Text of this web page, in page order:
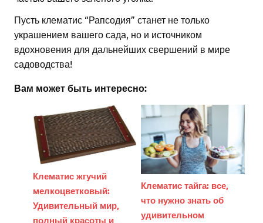
Пусть клематис “Рапсодия” станет не только
украшением вашего сада, но и источником
вдохновения для дальнейших свершений в мире
садоводства!
Вам может быть интересно:
Клематис жгучий
мелкоцветковый:
Удивительный мир,
полный красоты и
Клематис тайга: все,
что нужно знать об
удивительном